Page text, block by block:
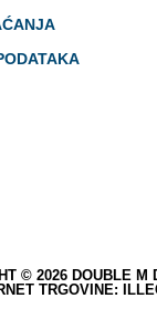
© 2026 DOUBLE M
TRGOVINE: